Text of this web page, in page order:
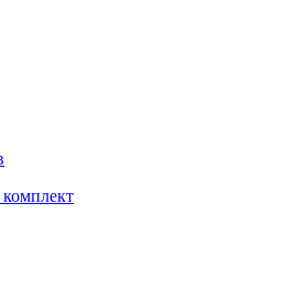
комплект